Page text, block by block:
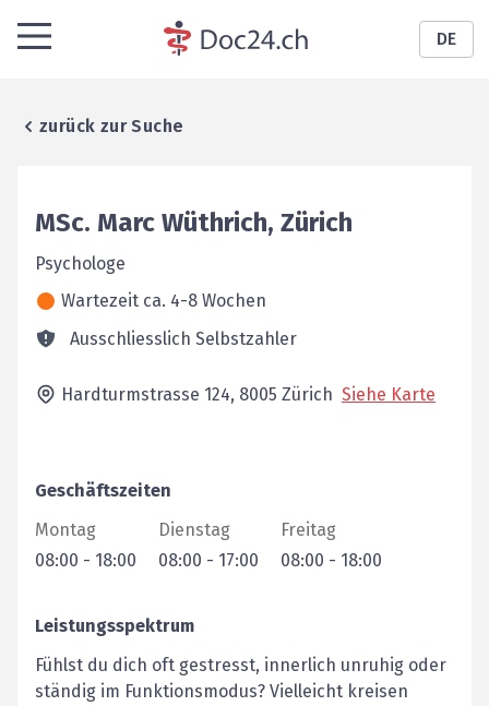
DE
zurück zur Suche
MSc. Marc Wüthrich, Zürich
Psychologe
Wartezeit ca. 4-8 Wochen
Ausschliesslich Selbstzahler
Hardturmstrasse 124, 8005 Zürich Siehe Karte
Geschäftszeiten
Montag
08:00 - 18:00
Dienstag
08:00 - 17:00
Freitag
08:00 - 18:00
Leistungsspektrum
Fühlst du dich oft gestresst, innerlich unruhig oder
ständig im Funktionsmodus? Vielleicht kreisen